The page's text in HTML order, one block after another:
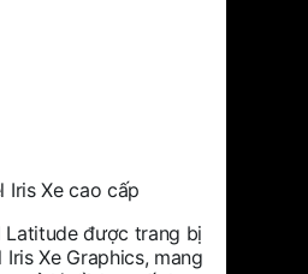
Iris Xe cao cấp
Latitude được trang bị
Xe Graphics, mang